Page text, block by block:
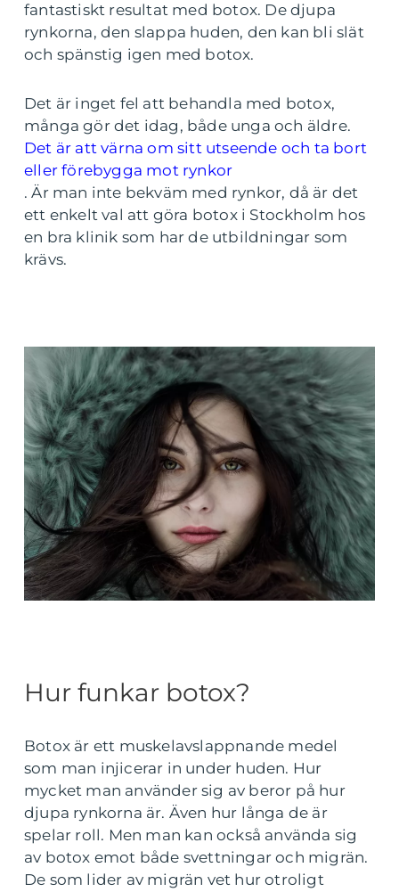
fantastiskt resultat med botox. De djupa
rynkorna, den slappa huden, den kan bli slät
och spänstig igen med botox.
Det är inget fel att behandla med botox,
många gör det idag, både unga och äldre.
Det är att värna om sitt utseende och ta bort
eller förebygga mot rynkor
. Är man inte bekväm med rynkor, då är det
ett enkelt val att göra botox i Stockholm hos
en bra klinik som har de utbildningar som
krävs.
Hur funkar botox?
Botox är ett muskelavslappnande medel
som man injicerar in under huden. Hur
mycket man använder sig av beror på hur
djupa rynkorna är. Även hur långa de är
spelar roll. Men man kan också använda sig
av botox emot både svettningar och migrän.
De som lider av migrän vet hur otroligt